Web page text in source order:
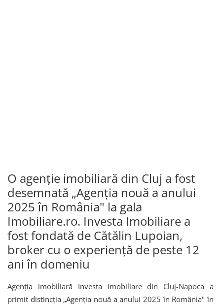
O agenție imobiliară din Cluj a fost
desemnată „Agenția nouă a anului
2025 în România" la gala
Imobiliare.ro. Investa Imobiliare a
fost fondată de Cătălin Lupoian,
broker cu o experiență de peste 12
ani în domeniu
Agenția imobiliară Investa Imobiliare din Cluj-Napoca a
primit distincția „Agenția nouă a anului 2025 în România" în